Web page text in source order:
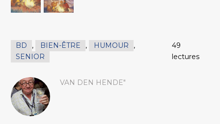
BD , BIEN-ÊTRE , HUMOUR
,
SENIOR
49
lectures
VAN DEN HENDE"